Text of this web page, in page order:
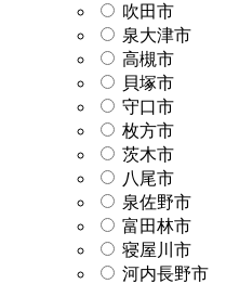
吹田市
泉大津市
高槻市
貝塚市
守口市
枚方市
茨木市
八尾市
泉佐野市
富田林市
寝屋川市
河内長野市